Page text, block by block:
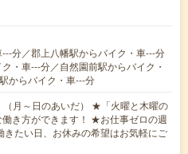
分／郡上八幡駅からバイク・車---分
・車---分／自然園前駅からバイク・
からバイク・車---分
（月～日のあいだ） ★「火曜と木曜の
き方ができます！ ★お仕事ゼロの週
きたい日、お休みの希望はお気軽にご